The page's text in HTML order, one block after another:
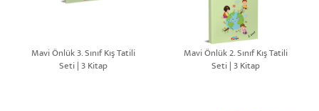
Mavi Önlük 3. Sınıf Kış Tatili
Seti | 3 Kitap
Mavi Önlük 2. Sınıf Kış Tatili
Seti | 3 Kitap